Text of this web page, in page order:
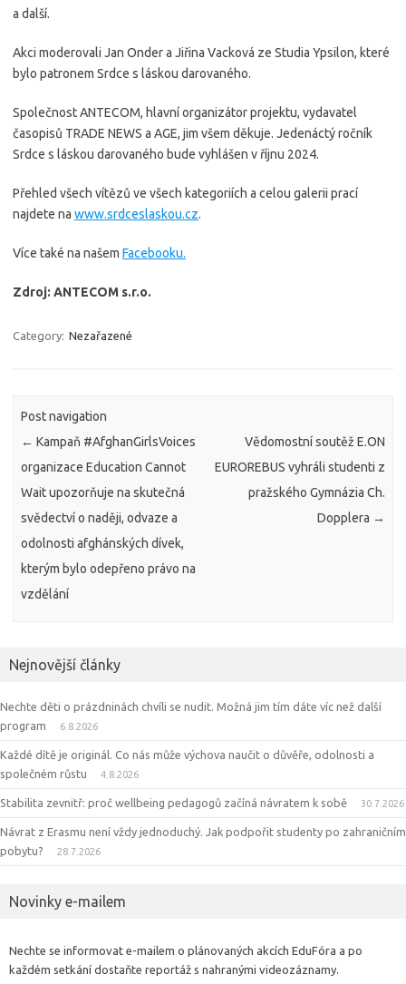
a další.
Akci moderovali Jan Onder a Jiřina Vacková ze Studia Ypsilon, které
bylo patronem Srdce s láskou darovaného.
Společnost ANTECOM, hlavní organizátor projektu, vydavatel
časopisů TRADE NEWS a AGE, jim všem děkuje. Jedenáctý ročník
Srdce s láskou darovaného bude vyhlášen v říjnu 2024.
Přehled všech vítězů ve všech kategoriích a celou galerii prací
najdete na www.srdceslaskou.cz.
Více také na našem Facebooku.
Zdroj: ANTECOM s.r.o.
Category: Nezařazené
Post navigation
← Kampaň #AfghanGirlsVoices
organizace Education Cannot
Wait upozorňuje na skutečná
svědectví o naději, odvaze a
odolnosti afghánských dívek,
kterým bylo odepřeno právo na
vzdělání
Vědomostní soutěž E.ON
EUROREBUS vyhráli studenti z
pražského Gymnázia Ch.
Dopplera →
Nejnovější články
Nechte děti o prázdninách chvíli se nudit. Možná jim tím dáte víc než další
program
6.8.2026
Každé dítě je originál. Co nás může výchova naučit o důvěře, odolnosti a
společném růstu
4.8.2026
Stabilita zevnitř: proč wellbeing pedagogů začíná návratem k sobě 30.7.2026
Návrat z Erasmu není vždy jednoduchý. Jak podpořit studenty po zahraničním
pobytu?
28.7.2026
Novinky e-mailem
Nechte se informovat e-mailem o plánovaných akcích EduFóra a po
každém setkání dostaňte reportáž s nahranými videozáznamy.